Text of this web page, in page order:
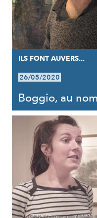
ILS FONT AUVERS...
26/05/2020
Boggio, au